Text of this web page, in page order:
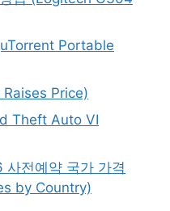
Portable
Price)
Theft Auto VI
사전예약 국가 가격
by Country)